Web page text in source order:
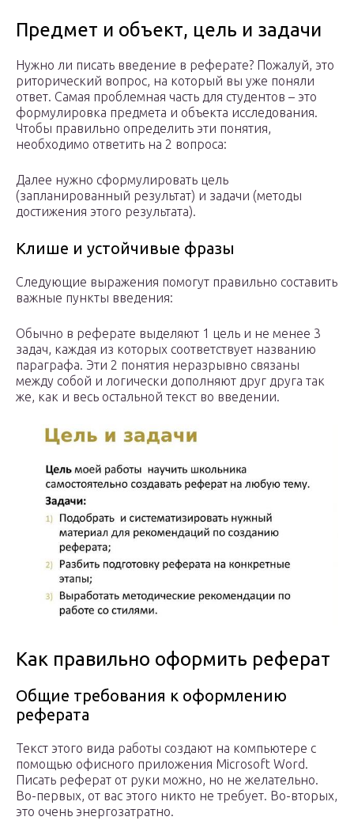
Предмет и объект, цель и задачи
Нужно ли писать введение в реферате? Пожалуй, это
риторический вопрос, на который вы уже поняли
ответ. Самая проблемная часть для студентов – это
формулировка предмета и объекта исследования.
Чтобы правильно определить эти понятия,
необходимо ответить на 2 вопроса:
Далее нужно сформулировать цель
(запланированный результат) и задачи (методы
достижения этого результата).
Клише и устойчивые фразы
Следующие выражения помогут правильно составить
важные пункты введения:
Обычно в реферате выделяют 1 цель и не менее 3
задач, каждая из которых соответствует названию
параграфа. Эти 2 понятия неразрывно связаны
между собой и логически дополняют друг друга так
же, как и весь остальной текст во введении.
Как правильно оформить реферат
Общие требования к оформлению
реферата
Текст этого вида работы создают на компьютере с
помощью офисного приложения Microsoft Word.
Писать реферат от руки можно, но не желательно.
Во-первых, от вас этого никто не требует. Во-вторых,
это очень энергозатратно.